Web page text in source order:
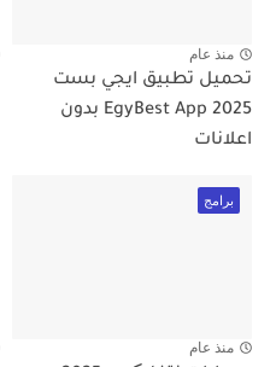
منذ عام
تحميل تطبيق ايجي بست
2025 EgyBest App بدون
اعلانات
برامج
منذ عام